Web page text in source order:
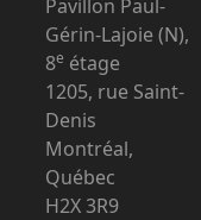
Pavillon Paul-
Gérin-Lajoie (N),
8e étage
1205, rue Saint-
Denis
Montréal,
Québec
H2X 3R9